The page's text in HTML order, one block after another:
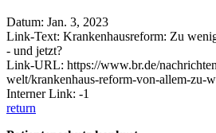
Datum: Jan. 3, 2023
Link-Text: Krankenhausreform: Zu
- und jetzt?
Link-URL: https://www.br.de/
welt/krankenhaus-reform-von-allem-zu-
Interner Link: -1
return